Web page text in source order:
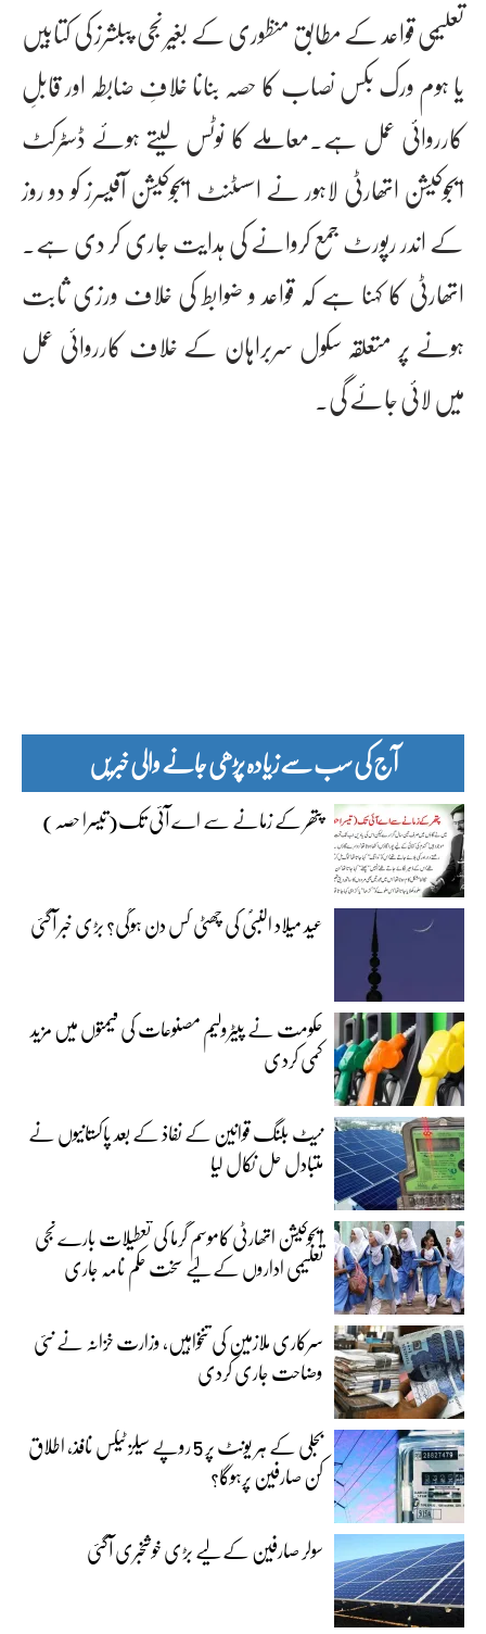
تعلیمی قواعد کے مطابق منظوری کے بغیر نجی پبلشرز کی کتابیں
یا ہوم ورک بکس نصاب کا حصہ بنانا خلافِ ضابطہ اور قابلِ
کارروائی عمل ہے۔معاملے کا نوٹس لیتے ہوئے ڈسٹرکٹ
ایجوکیشن اتھارٹی لاہور نے اسسٹنٹ ایجوکیشن آفیسرز کو دو روز
کے اندر رپورٹ جمع کروانے کی ہدایت جاری کر دی ہے۔
اتھارٹی کا کہنا ہے کہ قواعد و ضوابط کی خلاف ورزی ثابت
ہونے پر متعلقہ سکول سربراہان کے خلاف کارروائی عمل
میں لائی جائے گی۔
آج کی سب سے زیادہ پڑھی جانے والی خبریں
پتھر کے زمانے سے اے آئی تک(تیسرا حصہ)
عید میلاد النبیؐ کی چھٹی کس دن ہوگی؟ بڑی خبر آگئی
حکومت نے پیٹرولیم مصنوعات کی قیمتوں میں مزید
کمی کردی
نیٹ بلنگ قوانین کے نفاذ کے بعد پاکستانیوں نے
متبادل حل نکال لیا
ایجوکیشن اتھارٹی کاموسمِ گرما کی تعطیلات بارے نجی
تعلیمی اداروں کے لیے سخت حکم نامہ جاری
سرکاری ملازمین کی تنخواہیں، وزارت خزانہ نے نئی
وضاحت جاری کردی
بجلی کے ہر یونٹ پر 5 روپے سیلز ٹیکس نافذ، اطلاق
کن صارفین پرہوگا؟
سولر صارفین کے لیے بڑی خوشخبری آگئی